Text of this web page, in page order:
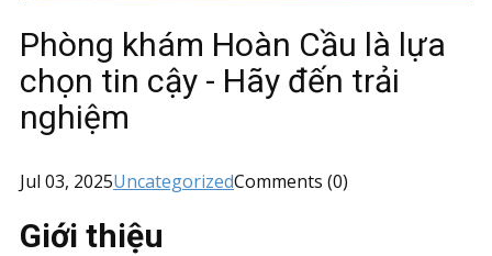
Phòng khám Hoàn Cầu là lựa
chọn tin cậy - Hãy đến trải
nghiệm
Jul 03, 2025UncategorizedComments (0)
Giới thiệu